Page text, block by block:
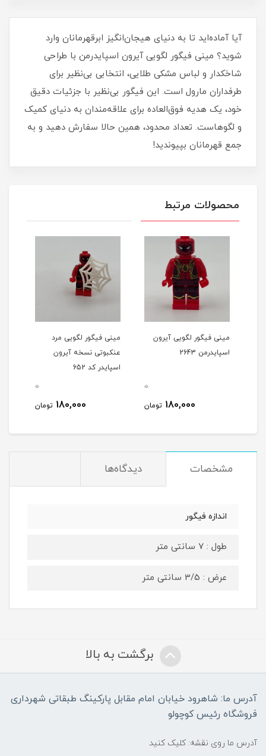
آیا آماده‌اید تا به دنیای هیجان‌انگیز ابرقهرمانان وارد
شوید؟ مینی فیگور لگویی آیرون اسپایدرمن با طراحی
شاخکدار و لباس مشکی طلایی، انتخابی بی‌نظیر برای
طرفداران مارول است. این فیگور بی‌نظیر با جزئیات دقیق
خود، یک هدیه فوق‌العاده برای علاقه‌مندان به دنیای کمیک
و لگوهاست. تعداد محدود، همین حالا سفارش دهید و به
جمع قهرمانان بپیوندید!
محصولات مرتبط
مینی فیگور لگویی آیرون
اسپایدرمن 2643
0
180,000 تومان
مینی فیگور لگویی مرد
عنکبوتی نسخه آیرون
اسپایدر کد 652
0
180,000 تومان
مشخصات دیدگاه‌ها
اندازه فیگور
طول : 7 سانتی متر
عرض : 3/5 سانتی متر
برگشت به بالا
آدرس ما: شاهرود خیابان امام مقابل پارکینگ طبقاتی شهرداری
فروشگاه رئیس کوچولو
آدرس ما روی نقشه: کلیک کنید